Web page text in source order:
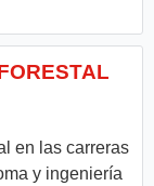
en las carreras
y ingeniería